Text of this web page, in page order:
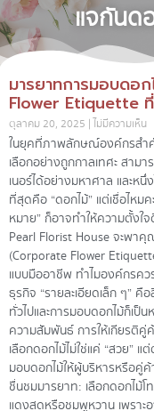
แจกันด
มารยาทการมอบดอ
Flower Etiquette
ตุลาคม 20, 2025 ไม่มีความเห็น
ในยุคที่ภาพลักษณ์องค์กรส
เลือกอย่างถูกกาลเทศะ สา
เนอร์ได้อย่างมหาศาล และ
ที่สุดคือ “ดอกไม้” แต่เชื่อไหม
หมาย” ก็อาจทำให้ความตั้งใ
Pearl Florist House จะพา
(Corporate Flower
แบบมืออาชีพ ทำไมองค์กรคว
ธุรกิจ “รายละเอียดเล็ก ๆ”
ทั่วไปและการมอบดอกไม้ก็เป็น
ความสัมพันธ์ การให้เกียรติ
เลือกดอกไม้ไม่ใช่แค่ “สวย” แ
มอบดอกไม้ให้ผู้บริหารหรือคู่
ชื่นชมมารยาท: เลือกดอกไม้
แดงสดหรือชมพูหวาน เพราะ